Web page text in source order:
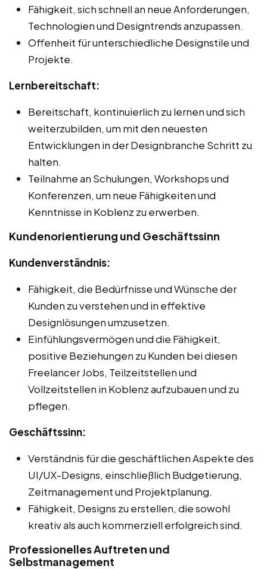
Fähigkeit, sich schnell an neue Anforderungen,
Technologien und Designtrends anzupassen.
Offenheit für unterschiedliche Designstile und
Projekte.
Lernbereitschaft:
Bereitschaft, kontinuierlich zu lernen und sich
weiterzubilden, um mit den neuesten
Entwicklungen in der Designbranche Schritt zu
halten.
Teilnahme an Schulungen, Workshops und
Konferenzen, um neue Fähigkeiten und
Kenntnisse in Koblenz zu erwerben.
Kundenorientierung und Geschäftssinn
Kundenverständnis:
Fähigkeit, die Bedürfnisse und Wünsche der
Kunden zu verstehen und in effektive
Designlösungen umzusetzen.
Einfühlungsvermögen und die Fähigkeit,
positive Beziehungen zu Kunden bei diesen
Freelancer Jobs, Teilzeitstellen und
Vollzeitstellen in Koblenz aufzubauen und zu
pflegen.
Geschäftssinn:
Verständnis für die geschäftlichen Aspekte des
UI/UX-Designs, einschließlich Budgetierung,
Zeitmanagement und Projektplanung.
Fähigkeit, Designs zu erstellen, die sowohl
kreativ als auch kommerziell erfolgreich sind.
Professionelles Auftreten und
Selbstmanagement